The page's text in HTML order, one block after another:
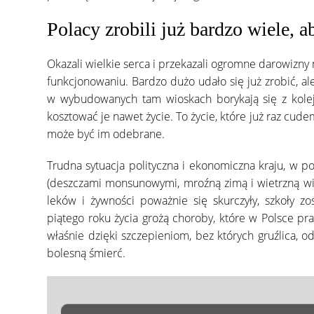
Polacy zrobili już bardzo wiele,
Okazali wielkie serca i przekazali ogromne
funkcjonowaniu. Bardzo dużo udało się już zrobić,
w wybudowanych tam wioskach borykają się z
kosztować je nawet życie. To życie, które już raz
może być im odebrane.
Trudna sytuacja polityczna i ekonomiczna kraju, w
(deszczami monsunowymi, mroźną zimą i wietrzną
leków i żywności poważnie się skurczyły, szkoły
piątego roku życia grożą choroby, które w Polsce
właśnie dzięki szczepieniom, bez których gruźlica,
bolesną śmierć.